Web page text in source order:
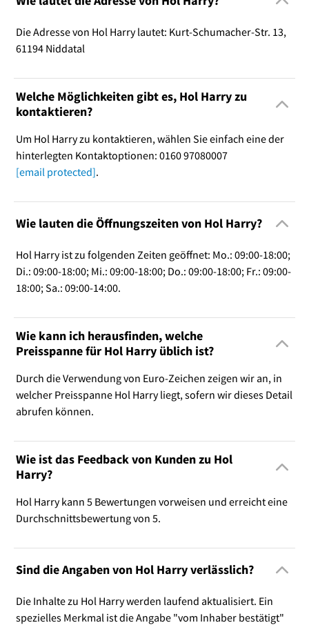
Die Adresse von Hol Harry lautet: Kurt-Schumacher-Str. 13,
61194 Niddatal
Welche Möglichkeiten gibt es, Hol Harry zu
kontaktieren?
Um Hol Harry zu kontaktieren, wählen Sie einfach eine der
hinterlegten Kontaktoptionen: 0160 97080007
[email protected].
Wie lauten die Öffnungszeiten von Hol Harry?
Hol Harry ist zu folgenden Zeiten geöffnet: Mo.: 09:00-18:00;
Di.: 09:00-18:00; Mi.: 09:00-18:00; Do.: 09:00-18:00; Fr.: 09:00-
18:00; Sa.: 09:00-14:00.
Wie kann ich herausfinden, welche
Preisspanne für Hol Harry üblich ist?
Durch die Verwendung von Euro-Zeichen zeigen wir an, in
welcher Preisspanne Hol Harry liegt, sofern wir dieses Detail
abrufen können.
Wie ist das Feedback von Kunden zu Hol
Harry?
Hol Harry kann 5 Bewertungen vorweisen und erreicht eine
Durchschnittsbewertung von 5.
Sind die Angaben von Hol Harry verlässlich?
Die Inhalte zu Hol Harry werden laufend aktualisiert. Ein
spezielles Merkmal ist die Angabe "vom Inhaber bestätigt"